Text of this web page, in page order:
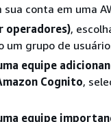
conta em uma
operadores),
um grupo de
equipe
Cognito,
equipe